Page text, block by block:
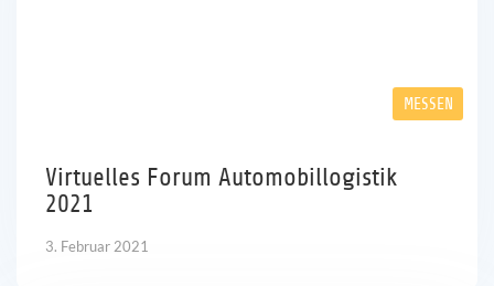
MESSEN
Virtuelles Forum Automobillogistik
2021
3. Februar 2021